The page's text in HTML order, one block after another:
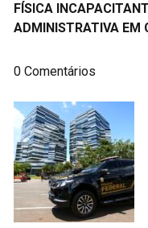
FÍSICA
ADMINISTRATIVA EM
0 Comentários